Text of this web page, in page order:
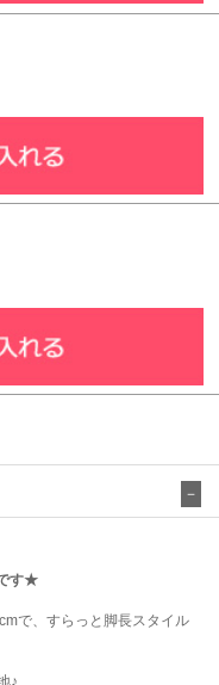
す★
で、すらっと脚長スタイル
♪